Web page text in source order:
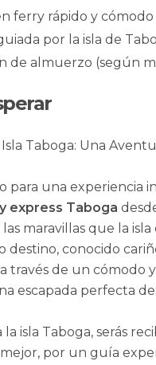
ferry rápido y cómodo
por la isla de
de almuerzo (según
Taboga: Una
para una experiencia
express Taboga
maravillas que la
destino, conocido
través de un cómodo
escapada perfecta
la isla Taboga, serás
mejor, por un guía